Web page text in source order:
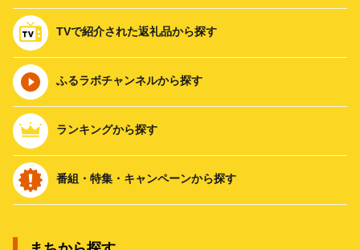
TVで紹介された返礼品から探す
ふるラボチャンネルから探す
ランキングから探す
番組・特集・キャンペーンから探す